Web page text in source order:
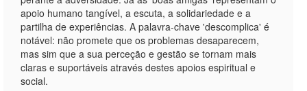
apoio humano tangível, a escuta, a solidariedade e a
partilha de experiências. A palavra-chave 'descomplica' é
notável: não promete que os problemas desaparecem,
mas sim que a sua perceção e gestão se tornam mais
claras e suportáveis através destes apoios espiritual e
social.